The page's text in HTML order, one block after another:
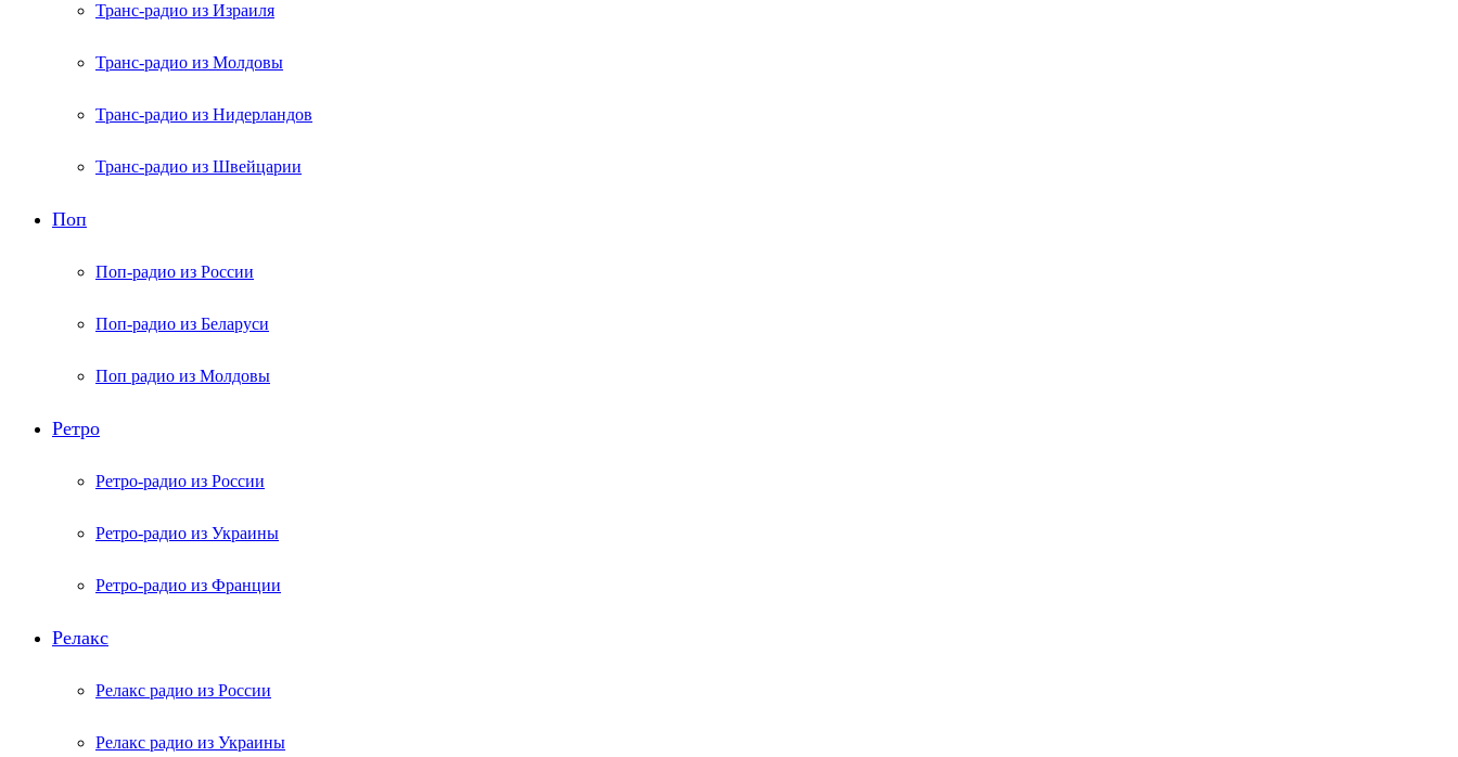
Транс-радио из Израиля
Транс-радио из Молдовы
Транс-радио из Нидерландов
Транс-радио из Швейцарии
Поп
Поп-радио из России
Поп-радио из Беларуси
Поп радио из Молдовы
Ретро
Ретро-радио из России
Ретро-радио из Украины
Ретро-радио из Франции
Релакс
Релакс радио из России
Релакс радио из Украины